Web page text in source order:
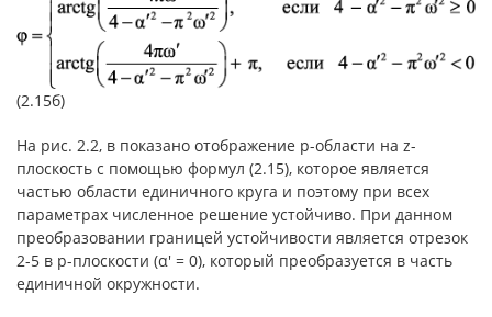
(2.15б)
На рис. 2.2, в показано отображение p-области на z-
плоскость с помощью формул (2.15), которое является
частью области единичного круга и поэтому при всех
параметрах численное решение устойчиво. При данном
преобразовании границей устойчивости является отрезок
2-5 в p-плоскости (α′ = 0), который преобразуется в часть
единичной окружности.